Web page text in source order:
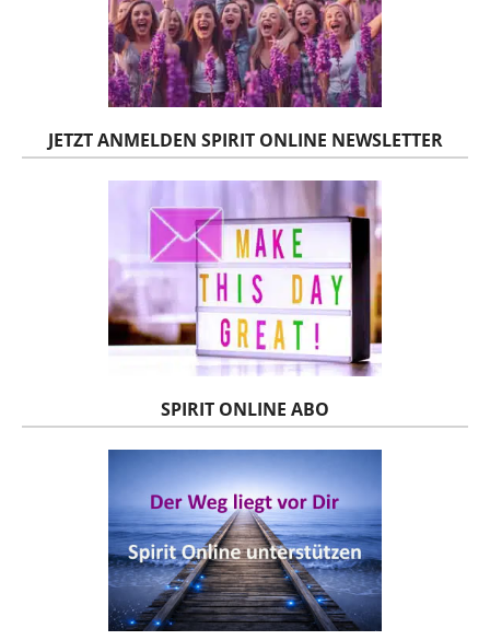
JETZT ANMELDEN SPIRIT ONLINE NEWSLETTER
SPIRIT ONLINE ABO